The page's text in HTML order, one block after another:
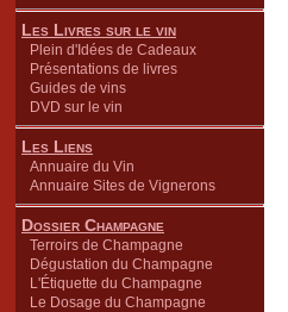
Les Livres sur le vin
Plein d'Idées de Cadeaux
Présentations de livres
Guides de vins
DVD sur le vin
Les Liens
Annuaire du Vin
Annuaire Sites de Vignerons
Dossier Champagne
Terroirs de Champagne
Dégustation du Champagne
L'Étiquette du Champagne
Le Dosage du Champagne